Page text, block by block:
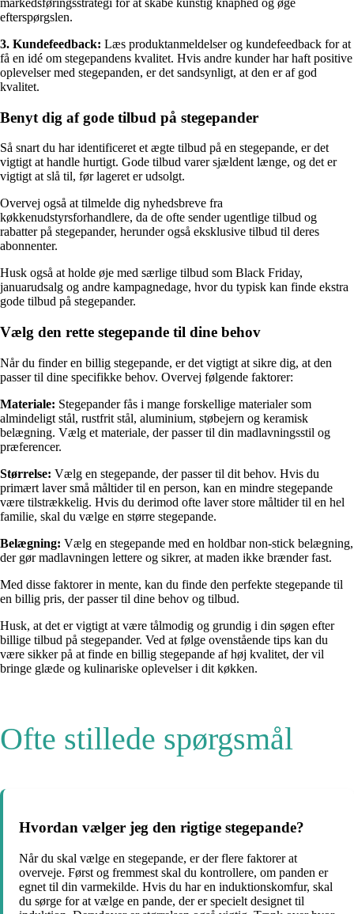
efterspørgslen.
3. Kundefeedback: Læs produktanmeldelser og kundefeedback for at
få en idé om stegepandens kvalitet. Hvis andre kunder har haft positive
oplevelser med stegepanden, er det sandsynligt, at den er af god
kvalitet.
Benyt dig af gode tilbud på stegepander
Så snart du har identificeret et ægte tilbud på en stegepande, er det
vigtigt at handle hurtigt. Gode tilbud varer sjældent længe, og det er
vigtigt at slå til, før lageret er udsolgt.
Overvej også at tilmelde dig nyhedsbreve fra
køkkenudstyrsforhandlere, da de ofte sender ugentlige tilbud og
rabatter på stegepander, herunder også eksklusive tilbud til deres
abonnenter.
Husk også at holde øje med særlige tilbud som Black Friday,
januarudsalg og andre kampagnedage, hvor du typisk kan finde ekstra
gode tilbud på stegepander.
Vælg den rette stegepande til dine behov
Når du finder en billig stegepande, er det vigtigt at sikre dig, at den
passer til dine specifikke behov. Overvej følgende faktorer:
Materiale: Stegepander fås i mange forskellige materialer som
almindeligt stål, rustfrit stål, aluminium, støbejern og keramisk
belægning. Vælg et materiale, der passer til din madlavningsstil og
præferencer.
Størrelse: Vælg en stegepande, der passer til dit behov. Hvis du
primært laver små måltider til en person, kan en mindre stegepande
være tilstrækkelig. Hvis du derimod ofte laver store måltider til en hel
familie, skal du vælge en større stegepande.
Belægning: Vælg en stegepande med en holdbar non-stick belægning,
der gør madlavningen lettere og sikrer, at maden ikke brænder fast.
Med disse faktorer in mente, kan du finde den perfekte stegepande til
en billig pris, der passer til dine behov og tilbud.
Husk, at det er vigtigt at være tålmodig og grundig i din søgen efter
billige tilbud på stegepander. Ved at følge ovenstående tips kan du
være sikker på at finde en billig stegepande af høj kvalitet, der vil
bringe glæde og kulinariske oplevelser i dit køkken.
Ofte stillede spørgsmål
Hvordan vælger jeg den rigtige stegepande?
Når du skal vælge en stegepande, er der flere faktorer at
overveje. Først og fremmest skal du kontrollere, om panden er
egnet til din varmekilde. Hvis du har en induktionskomfur, skal
du sørge for at vælge en pande, der er specielt designet til